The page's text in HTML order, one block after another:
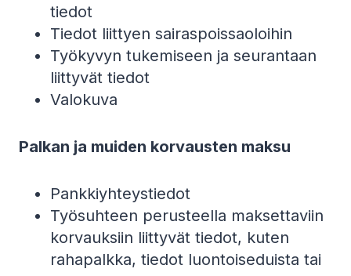
tiedot
Tiedot liittyen sairaspoissaoloihin
Työkyvyn tukemiseen ja seurantaan
liittyvät tiedot
Valokuva
Palkan ja muiden korvausten maksu
Pankkiyhteystiedot
Työsuhteen perusteella maksettaviin
korvauksiin liittyvät tiedot, kuten
rahapalkka, tiedot luontoiseduista tai